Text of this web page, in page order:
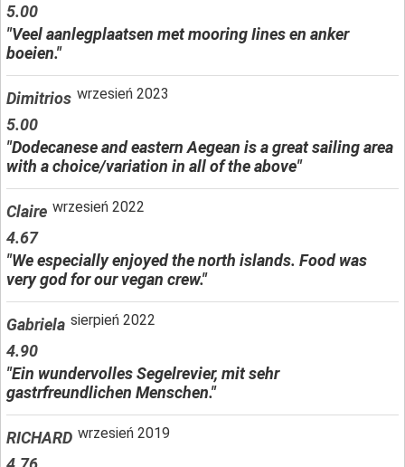
5.00
"Veel aanlegplaatsen met mooring Iines en anker
boeien."
Dimitrios wrzesień 2023
5.00
"Dodecanese and eastern Aegean is a great sailing area
with a choice/variation in all of the above"
Claire wrzesień 2022
4.67
"We especially enjoyed the north islands. Food was
very god for our vegan crew."
Gabriela sierpień 2022
4.90
"Ein wundervolles Segelrevier, mit sehr
gastrfreundlichen Menschen."
RICHARD wrzesień 2019